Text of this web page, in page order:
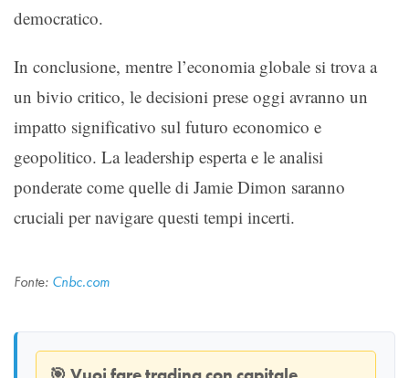
democratico.
In conclusione, mentre l’economia globale si trova a
un bivio critico, le decisioni prese oggi avranno un
impatto significativo sul futuro economico e
geopolitico. La leadership esperta e le analisi
ponderate come quelle di Jamie Dimon saranno
cruciali per navigare questi tempi incerti.
Fonte: Cnbc.com